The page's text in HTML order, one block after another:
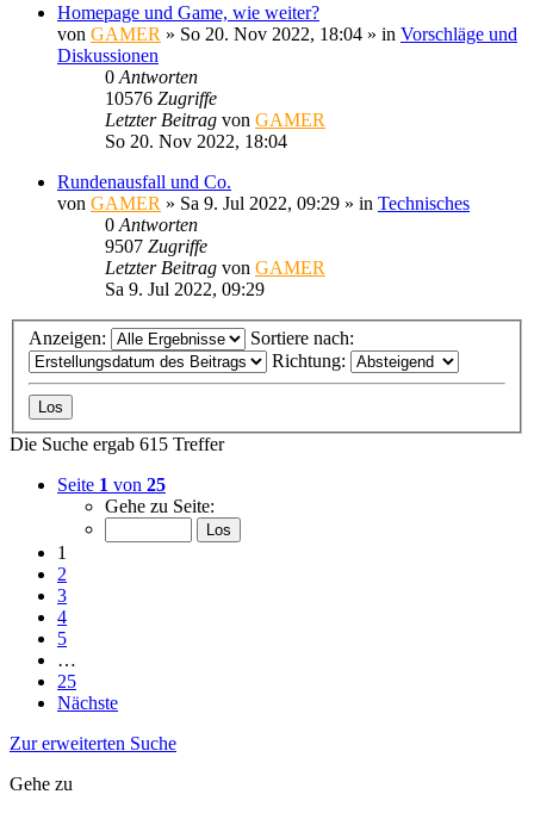
Homepage und Game, wie weiter?
von GAMER » So 20. Nov 2022, 18:04 » in Vorschläge und
Diskussionen
0 Antworten
10576 Zugriffe
Letzter Beitrag von GAMER
So 20. Nov 2022, 18:04
Rundenausfall und Co.
von GAMER » Sa 9. Jul 2022, 09:29 » in Technisches
0 Antworten
9507 Zugriffe
Letzter Beitrag von GAMER
Sa 9. Jul 2022, 09:29
Anzeigen:
Sortiere nach:
Richtung:
Die Suche ergab 615 Treffer
Seite 1 von 25
Gehe zu Seite:
1
2
3
4
5
…
25
Nächste
Zur erweiterten Suche
Gehe zu